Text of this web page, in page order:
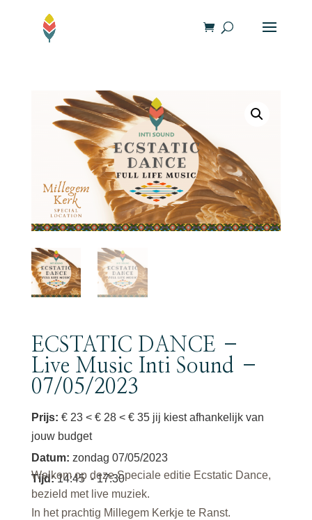
ECSTATIC DANCE –
Live Music Inti Sound –
07/05/2023
Prijs: € 23 < € 28 < € 35 jij kiest afhankelijk van
jouw budget
Datum: zondag 07/05/2023
Tijd:14:45 - 17:30
Welkom op deze Speciale editie Ecstatic Dance,
bezield met live muziek.
In het prachtig Millegem Kerkje te Ranst.